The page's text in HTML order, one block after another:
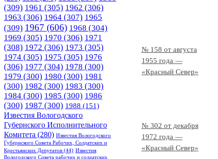
№ 158 от августа
1955 года —
«Красный Север»
№ 302 от декабря
1972 года —
«Красный Север»
(309) 1961 (305) 1962 (306)
1963 (306) 1964 (307) 1965
(309) 1967 (606) 1968 (304)
1969 (305) 1970 (306) 1971
(308) 1972 (306) 1973 (305)
1974 (305) 1975 (305) 1976
(306) 1977 (304) 1978 (300)
1979 (300) 1980 (300) 1981
(300) 1982 (300) 1983 (300)
1984 (300) 1985 (300) 1986
(300) 1987 (300) 1988 (151)
Известия Вологодского
Губернского Исполнительного
Комитета (280) Известия Вологодского
Губернского Совета Рабочих, Солдатских и
Крестьянских Депутатов (44) Известия
Вологодского Совета рабочих и солдатских